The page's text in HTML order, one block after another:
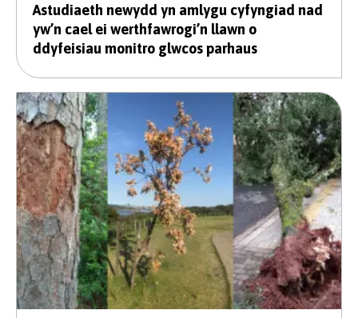
Astudiaeth newydd yn amlygu cyfyngiad nad
yw’n cael ei werthfawrogi’n llawn o
ddyfeisiau monitro glwcos parhaus